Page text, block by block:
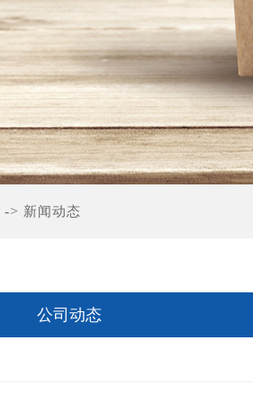
-> 新闻动态
公司动态